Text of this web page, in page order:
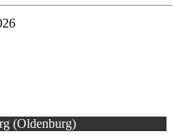
(Oldenburg)